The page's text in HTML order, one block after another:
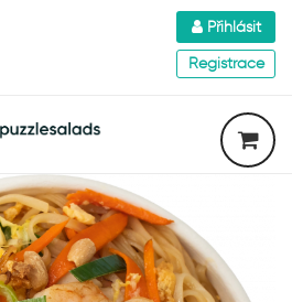
Přihlásit
Registrace